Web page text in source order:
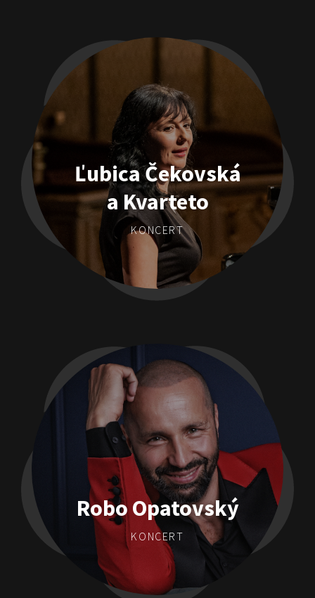
Ľubica Čekovská
a Kvarteto
KONCERT
Robo Opatovský
KONCERT